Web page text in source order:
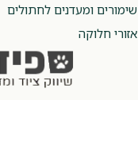
שימורים ומעדנים לחתולים
אזורי חלוקה